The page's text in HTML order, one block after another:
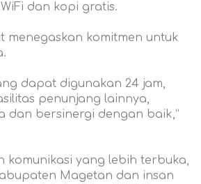
dan kopi gratis.
menegaskan komitmen untuk
dapat digunakan 24 jam,
penunjang lainnya,
dan bersinergi dengan baik,”
komunikasi yang lebih terbuka,
Magetan dan insan